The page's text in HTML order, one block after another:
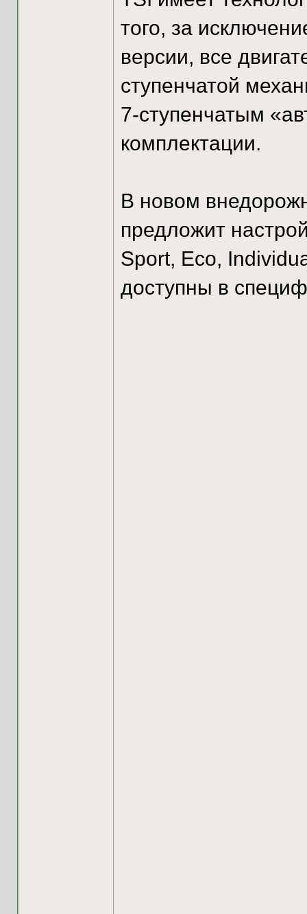
того, за
версии, все
ступенчатой
7-ступенчатым
комплектации.
В новом
предложит
Sport, Eco,
доступны в